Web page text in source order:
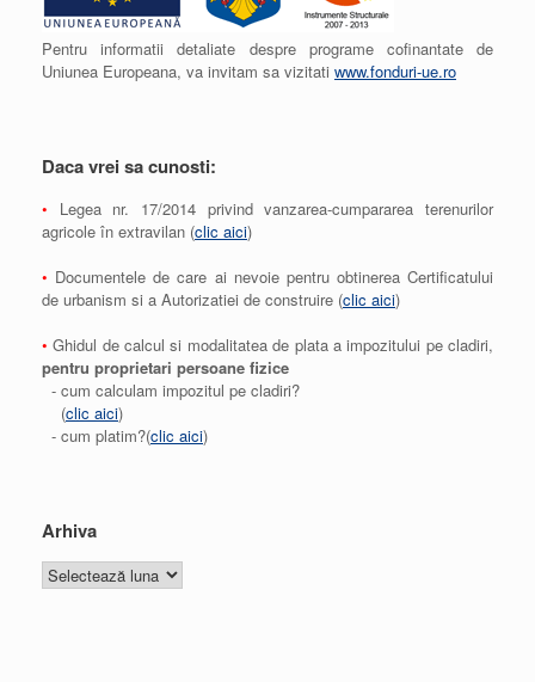
Pentru informatii detaliate despre programe cofinantate de
Uniunea Europeana, va invitam sa vizitati www.fonduri-ue.ro
Daca vrei sa cunosti:
• Legea nr. 17/2014 privind vanzarea-cumpararea terenurilor
agricole în extravilan (clic aici)
• Documentele de care ai nevoie pentru obtinerea Certificatului
de urbanism si a Autorizatiei de construire (clic aici)
• Ghidul de calcul si modalitatea de plata a impozitului pe cladiri,
pentru proprietari persoane fizice
- cum calculam impozitul pe cladiri?
(clic aici)
- cum platim?(clic aici)
Arhiva